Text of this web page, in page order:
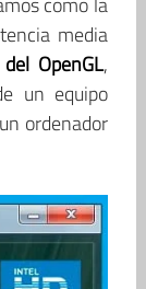
media
OpenGL,
un equipo
ordenador